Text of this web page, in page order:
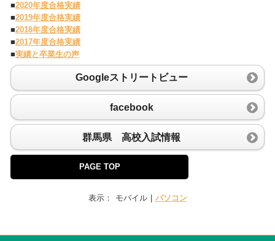
■2020年度合格実績
■2019年度合格実績
■2018年度合格実績
■2017年度合格実績
■実績と卒業生の声
Googleストリートビュー
facebook
群馬県 高校入試情報
PAGE TOP
表示： モバイル パソコン